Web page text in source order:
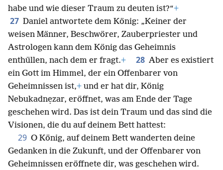
habe und wie dieser Traum zu deuten ist?“+
27 Daniel antwortete dem König: „Keiner der
weisen Männer, Beschwörer, Zauberpriester und
Astrologen kann dem König das Geheimnis
enthüllen, nach dem er fragt.+ 28 Aber es existiert
ein Gott im Himmel, der ein Offenbarer von
Geheimnissen ist,+ und er hat dir, König
Nebukadnẹzar, eröffnet, was am Ende der Tage
geschehen wird. Das ist dein Traum und das sind die
Visionen, die du auf deinem Bett hattest:
29 O König, auf deinem Bett wanderten deine
Gedanken in die Zukunft, und der Offenbarer von
Geheimnissen eröffnete dir, was geschehen wird.